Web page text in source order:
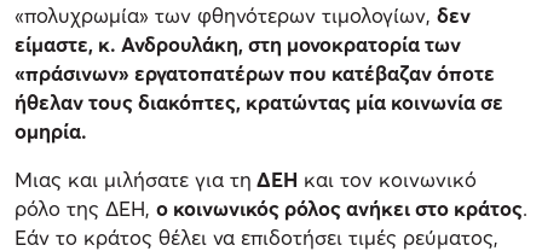
«πολυχρωμία» των φθηνότερων τιμολογίων, δεν
είμαστε, κ. Ανδρουλάκη, στη μονοκρατορία των
«πράσινων» εργατοπατέρων που κατέβαζαν όποτε
ήθελαν τους διακόπτες, κρατώντας μία κοινωνία σε
ομηρία.
Μιας και μιλήσατε για τη ΔΕΗ και τον κοινωνικό
ρόλο της ΔΕΗ, ο κοινωνικός ρόλος ανήκει στο κράτος.
Εάν το κράτος θέλει να επιδοτήσει τιμές ρεύματος,